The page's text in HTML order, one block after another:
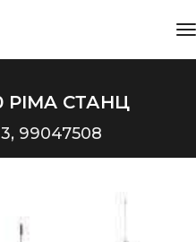
PIMA СТАНЦ
99047508